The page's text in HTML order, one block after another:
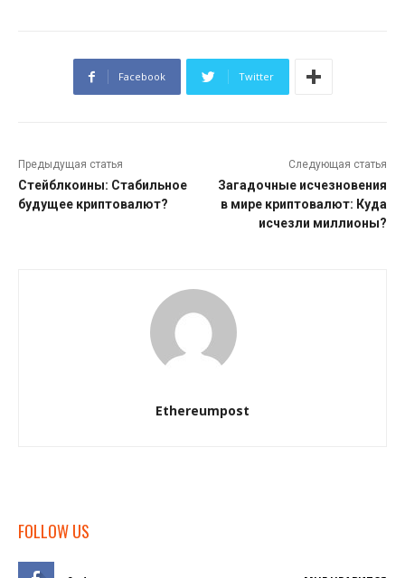
Facebook Twitter
Предыдущая статья
Стейблкоины: Стабильное
будущее криптовалют?
Следующая статья
Загадочные исчезновения
в мире криптовалют: Куда
исчезли миллионы?
Ethereumpost
FOLLOW US